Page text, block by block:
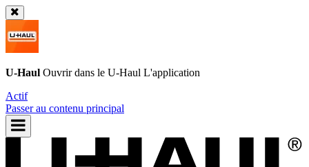
U-Haul Ouvrir dans le U-Haul L'application
Actif
Passer au contenu principal